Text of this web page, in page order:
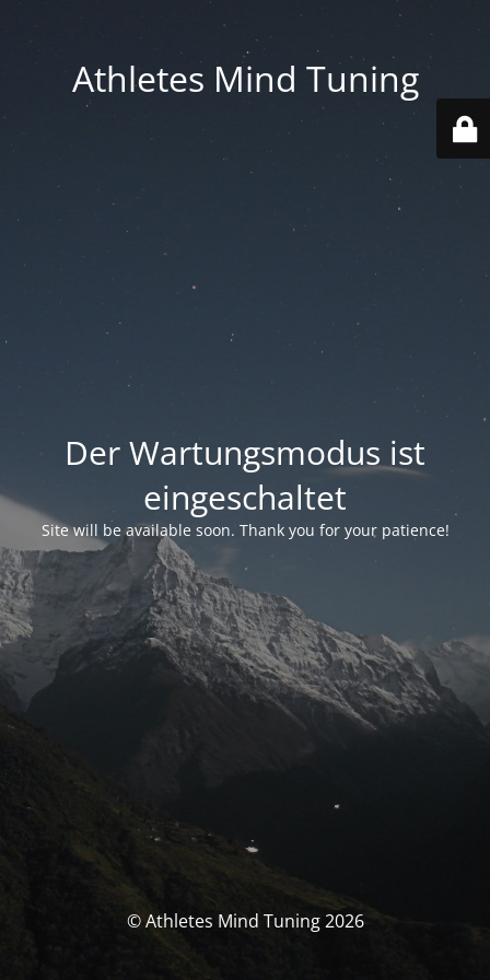
Athletes Mind Tuning
Der Wartungsmodus ist
eingeschaltet
Site will be available soon. Thank you for your patience!
© Athletes Mind Tuning 2026